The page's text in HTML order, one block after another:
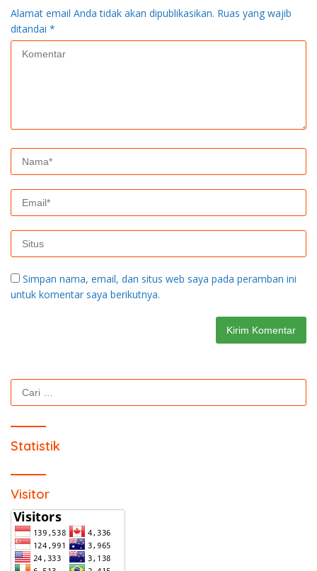
Alamat email Anda tidak akan dipublikasikan. Ruas yang wajib
ditandai *
Simpan nama, email, dan situs web saya pada peramban ini
untuk komentar saya berikutnya.
Cari
untuk:
Statistik
Visitor